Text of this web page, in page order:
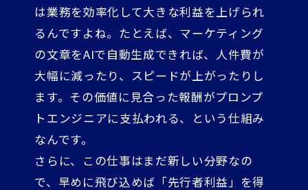
は業務を効率化して大きな利益を上げられ
るんですよね。たとえば、マーケティング
の文章をAIで自動生成できれば、人件費が
大幅に減ったり、スピードが上がったりし
ます。その価値に見合った報酬がプロンプ
トエンジニアに支払われる、という仕組み
なんです。
さらに、この仕事はまだ新しい分野なの
で、早めに飛び込めば「先行者利益」を得